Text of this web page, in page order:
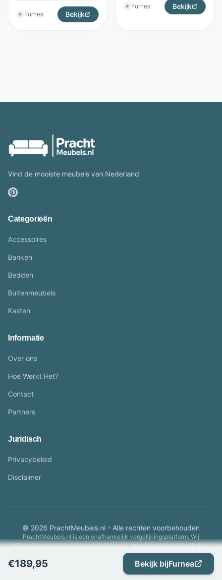
F Furnea Bekijk
F Furnea Bekijk
€189,95 Bekijk bijFurnea
Vind de mooiste meubels van Nederland
Categorieën
Accessoires
Banken
Bedden
Buitenmeubels
Kasten
Informatie
Over ons
Hoe Werkt Het?
Contact
Partners
Juridisch
Privacybeleid
Disclaimer
© 2026 PrachtMeubels.nl - Alle rechten voorbehouden
PrachtMeubels.nl is een onafhankelijk vergelijkingsplatform. Wij
ontvangen een vergoeding wanneer je via onze links een aankoop doet.